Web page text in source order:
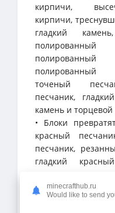
кирпичи,
кирпичи,
гладкий
полированный
точеный
песчаник,
камень и
• Блоки
красный
песчаник,
гладкий
камень,
кирпичи Пустоты.
• Блоки
minecrafthub.ru
Would like to send